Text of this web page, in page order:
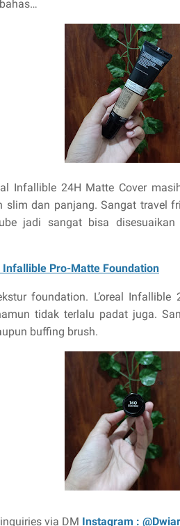
Infallible 24H Matte Cover
slim dan panjang. Sangat travel
jadi sangat bisa
Infallible Pro-Matte Foundation
foundation. L’oreal
tidak terlalu padat juga.
buffing brush.
via DM Instagram :